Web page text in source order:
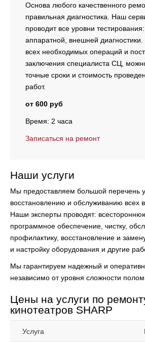
Основа любого качественного
правильная диагностика. Наш
проводит все уровни
аппаратной, внешней диагностики.
всех необходимых операций и
заключения специалиста СЦ,
точные сроки и стоимость
работ.
от 600 руб
Время: 2 часа
Записаться на ремонт
Наши услуги
Мы предоставляем большой перечень
восстановлению и обслуживанию всех
Наши эксперты проводят:
программное обеспечение, чистку,
профилактику, восстановление и
и настройку оборудования и другие
Мы гарантируем надежный и
независимо от уровня сложности
Цены на услуги по
кинотеатров SHARP
Услуга